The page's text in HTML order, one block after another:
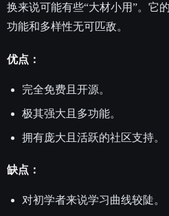
换来说可能有些“大材小用”。它
功能和多样性无可匹敌。
优点：
完全免费且开源。
极其强大且多功能。
拥有庞大且活跃的社区支持。
缺点：
对初学者来说学习曲线较陡。